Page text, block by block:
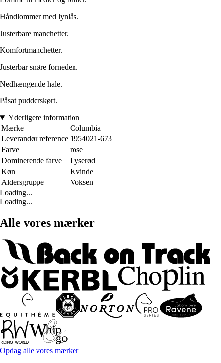
Håndlommer med lynlås.
Justerbare manchetter.
Komfortmanchetter.
Justerbar snøre forneden.
Nedhængende hale.
Påsat pudderskørt.
Yderligere information
Mærke
Columbia
Leverandør reference 1954021-673
Farve
rose
Dominerende farve
Lyserød
Køn
Kvinde
Aldersgruppe
Voksen
Loading...
Loading...
Alle vores mærker
Opdag alle vores mærker